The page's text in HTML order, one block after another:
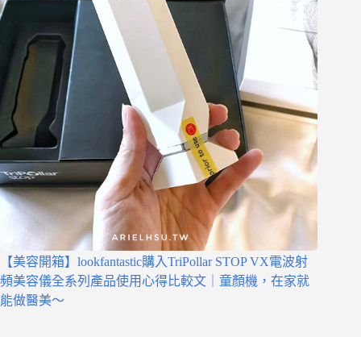
【美容開箱】lookfantastic購入TriPollar STOP VX電波射
頻美容儀全系列產品使用心得比較文｜童顏機，在家就
能做醫美～